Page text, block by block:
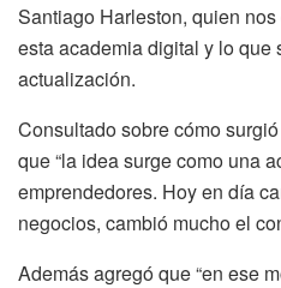
Santiago Harleston, quien
esta academia digital y lo que
actualización.
Consultado sobre cómo
que “la idea surge como una
emprendedores. Hoy en día
negocios, cambió mucho el
Además agregó que “en ese